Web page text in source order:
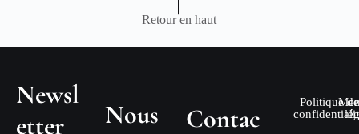
Retour en haut
Contac
Newsl
etter
Nous
Politique de